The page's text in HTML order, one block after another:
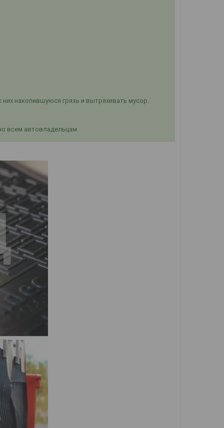
накопившуюся грязь и вытряхивать мусор.
всем автовладельцам.